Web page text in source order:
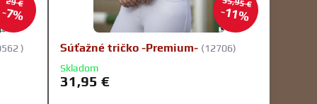
7%
)
11%
Súťažné tričko -Premium- (12706)
Skladom
31,95 €